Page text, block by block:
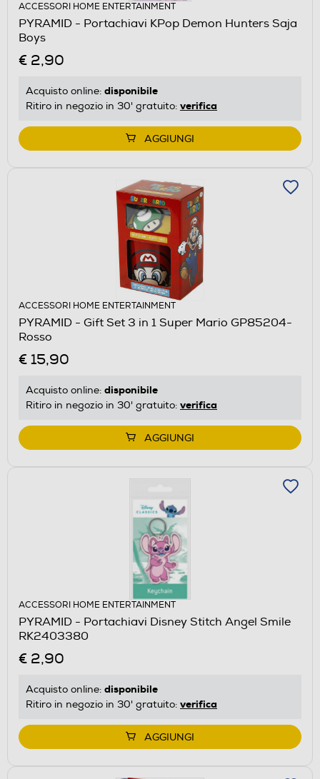
ACCESSORI HOME ENTERTAINMENT
PYRAMID - Portachiavi KPop Demon Hunters Saja
Boys
€ 2,90
Acquisto online: disponibile
Ritiro in negozio in 30' gratuito: verifica
AGGIUNGI
ACCESSORI HOME ENTERTAINMENT
PYRAMID - Gift Set 3 in 1 Super Mario GP85204-
Rosso
€ 15,90
Acquisto online: disponibile
Ritiro in negozio in 30' gratuito: verifica
AGGIUNGI
ACCESSORI HOME ENTERTAINMENT
PYRAMID - Portachiavi Disney Stitch Angel Smile
RK2403380
€ 2,90
Acquisto online: disponibile
Ritiro in negozio in 30' gratuito: verifica
AGGIUNGI